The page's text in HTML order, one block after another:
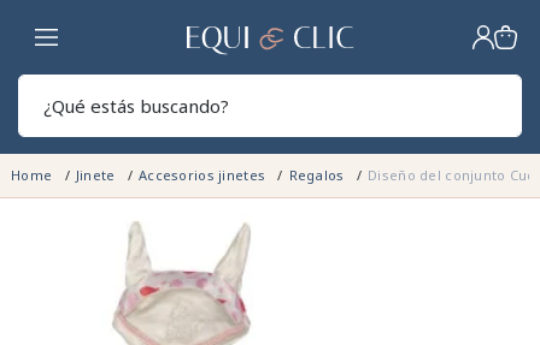
Hogar
Home Jinete Accesorios jinetes Regalos Diseño del conjunto